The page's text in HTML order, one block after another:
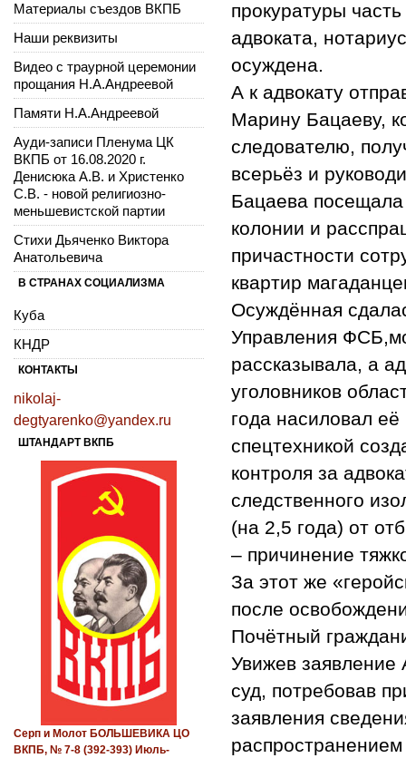
прокуратуры
адвоката,
осуждена.
А к адвокату
Марину Бацаеву,
следователю,
всерьёз и
Бацаева
колонии и
причастности
квартир
Осуждённая
Управления
рассказывала, а
уголовников
года насиловал
спецтехникой
контроля за
следственного
(на 2,5 года) от
– причинение
За этот же
после
Почётный
Увижев заявление
суд, потребовав
заявления
Материалы съездов ВКПБ
Наши реквизиты
Видео с траурной церемонии
прощания Н.А.Андреевой
Памяти Н.А.Андреевой
Ауди-записи Пленума ЦК
ВКПБ от 16.08.2020 г.
Денисюка А.В. и Христенко
С.В. - новой религиозно-
меньшевистской партии
Стихи Дьяченко Виктора
Анатольевича
В СТРАНАХ СОЦИАЛИЗМА
Куба
КНДР
КОНТАКТЫ
nikolaj-
degtyarenko@yandex.ru
ШТАНДАРТ ВКПБ
Серп и Молот БОЛЬШЕВИКА ЦО
ВКПБ, № 7-8 (392-393) Июль-